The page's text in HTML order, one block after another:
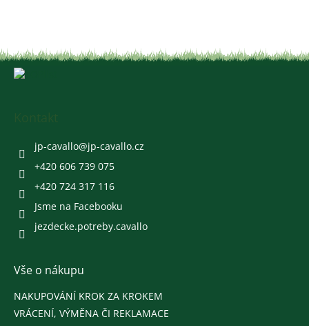
jp-cavallo@jp-cavallo.cz
+420 606 739 075
+420 724 317 116
Jsme na Facebooku
jezdecke.potreby.cavallo
Vše o nákupu
NAKUPOVÁNÍ KROK ZA KROKEM
VRÁCENÍ, VÝMĚNA ČI REKLAMACE